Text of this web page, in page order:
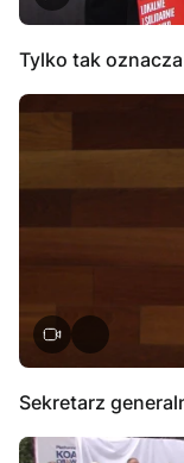
Tylko tak
Sekretarz